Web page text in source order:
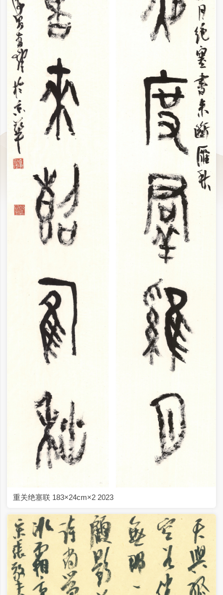
重关绝塞联 183×24cm×2 2023